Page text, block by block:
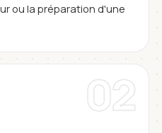
ou la préparation d'une
02